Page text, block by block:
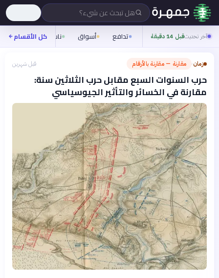
هل تبحث عن شيء؟
آخر تحديثقبل 14 دقيقة تدافع أسواق ناس روح
كل الأقسام
زمان› مقارنة — مقارنة بالأرقام قبل شهرين
حرب السنوات السبع مقابل حرب الثلاثين سنة:
مقارنة في الخسائر والتأثير الجيوسياسي